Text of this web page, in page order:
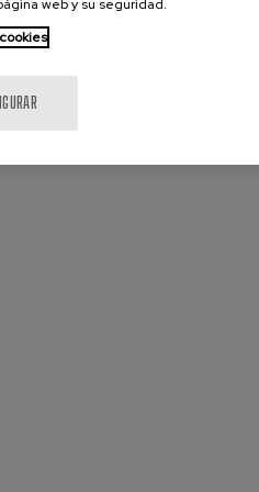
web y su seguridad.